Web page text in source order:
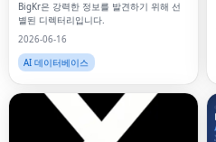
BigKr은 강력한 정보를 발견하기 위해 선
별된 디렉터리입니다.
2026-06-16
AI 데이터베이스